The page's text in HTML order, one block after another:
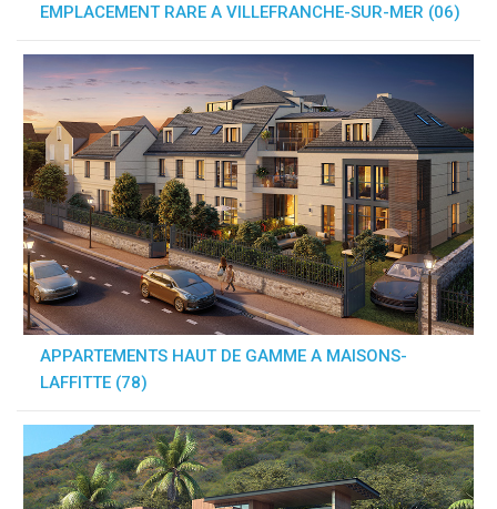
EMPLACEMENT RARE A VILLEFRANCHE-SUR-MER (06)
APPARTEMENTS HAUT DE GAMME A MAISONS-
LAFFITTE (78)